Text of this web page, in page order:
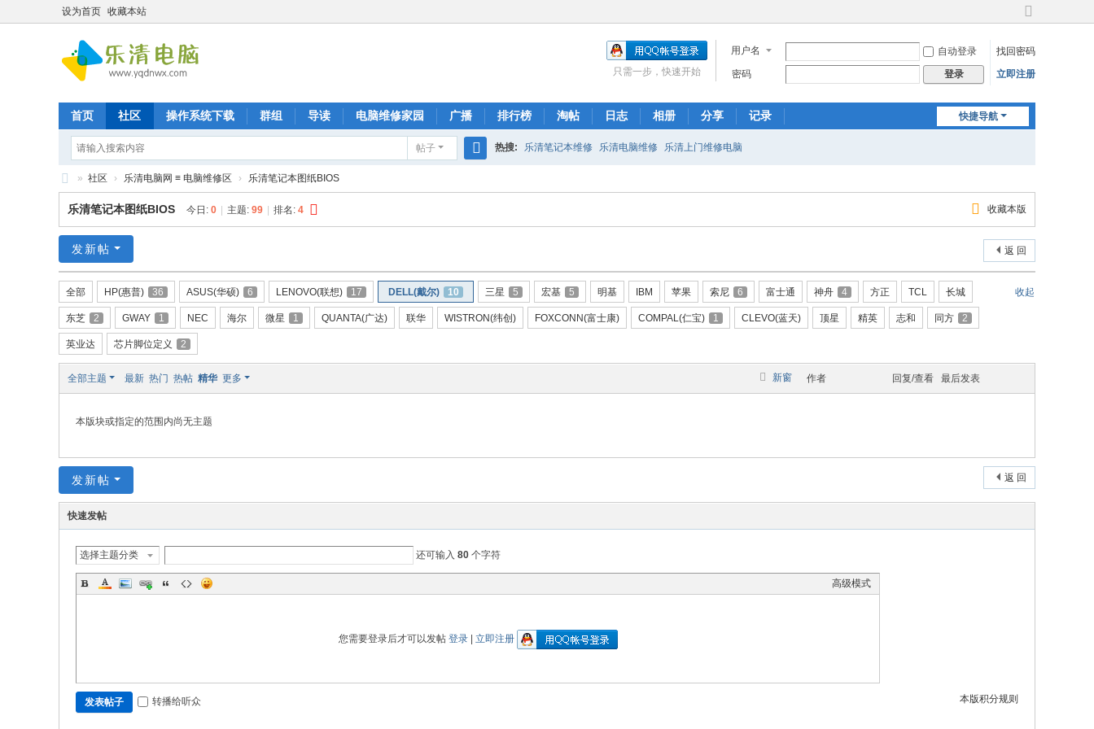
设为首页 收藏本站
切
到
宽
用户名 自动登录
找回密码
密码
登录 立即注册
只需一步，快速开始
快捷导航
首页 社区 操作系统下载 群组 导读 电脑维修家园 广播 排行榜 淘帖 日志 相册 分享 记录
帖子
索
热搜: 乐清笔记本维修 乐清电脑维修 乐清上门维修电脑
乐
清
晨
电
脑
维
修
» 社区 › 乐清电脑网 ≡ 电脑维修区 › 乐清笔记本图纸BIOS
收藏本版
乐清笔记本图纸BIOS 今日: 0 主题: 99 排名: 4
返 回
发新帖
收起
全部 HP(惠普) 36 ASUS(华硕) 6 LENOVO(联想) 17 DELL(戴尔) 10 三星 5 宏基 5 明基 IBM 苹果 索尼 6 富士通 神舟 4 方正 TCL 长城
东芝 2 GWAY 1 NEC 海尔 微星 1 QUANTA(广达) 联华 WISTRON(纬创) FOXCONN(富士康) COMPAL(仁宝) 1 CLEVO(蓝天) 顶星 精英 志和 同方 2
英业达 芯片脚位定义 2
新窗
全部主题 最新 热门 热帖 精华 更多 作者 回复/查看 最后发表
本版块或指定的范围内尚无主题
返 回
发新帖
快速发帖
选择主题分类 还可输入 80 个字符
高级模式
您需要登录后才可以发帖 登录| 立即注册
本版积分规则
发表帖子 转播给听众